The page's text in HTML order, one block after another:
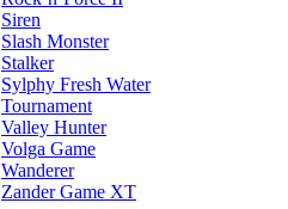
Siren
Slash Monster
Stalker
Sylphy Fresh Water
Tournament
Valley Hunter
Volga Game
Wanderer
Zander Game XT